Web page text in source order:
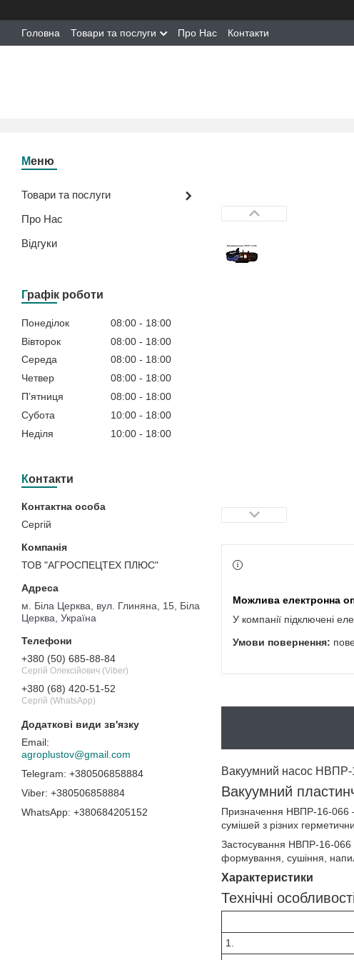
Головна Товари та послуги Про Нас Контакти
Товари та послуги
Про Нас
Відгуки
Графік роботи
Понеділок 08:00
18:00
Вівторок
08:00
18:00
Середа
08:00
18:00
Четвер
08:00
18:00
Пʼятниця
08:00
18:00
Субота
10:00
18:00
Неділя
10:00 18:00
Контакти
Сергій
ТОВ "АГРОСПЕЦТЕХ ПЛЮС"
м. Біла Церква, вул. Глиняна, 15, Біла
Церква, Україна
+380 (50) 685-88-84
Сергій Олексійович (Viber)
+380 (68) 420-51-52
Сергій (WhatsApp)
agroplustov@gmail.com
+380506858884
+380506858884
+380684205152
У компанії підключені
Вакуумний насос НВПР-
Вакуумний
Призначення НВПР-16-066 —
сумішей з різних
Застосування НВПР-16-066
формування, сушіння,
Характеристики
Технічні особливості
1.